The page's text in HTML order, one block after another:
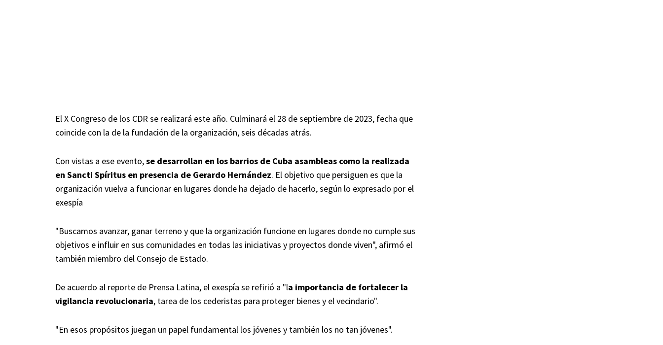
El X Congreso de los CDR se realizará este año. Culminará el 28 de septiembre de 2023, fecha que
coincide con la de la fundación de la organización, seis décadas atrás.
Con vistas a ese evento,se desarrollan en los barrios de Cuba asambleas como la realizada
en Sancti Spíritus en presencia de Gerardo Hernández. El objetivo que persiguen es que la
organización vuelva a funcionar en lugares donde ha dejado de hacerlo, según lo expresado por el
exespía
"Buscamos avanzar, ganar terreno y que la organización funcione en lugares donde no cumple sus
objetivos e influir en sus comunidades en todas las iniciativas y proyectos donde viven", afirmó el
también miembro del Consejo de Estado.
De acuerdo al reporte de Prensa Latina, el exespía se refirió a "la importancia de fortalecer la
vigilancia revolucionaria, tarea de los cederistas para proteger bienes y el vecindario".
"En esos propósitos juegan un papel fundamental los jóvenes y también los no tan jóvenes".